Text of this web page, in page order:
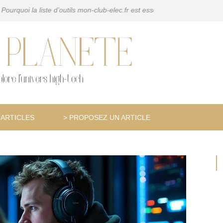
mon-club-elec.fr est essentielle pour tout bricoleur
> PROPOSEZ UN ARTICLE